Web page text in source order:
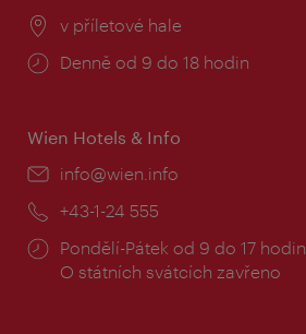
Místo:
v příletové hale
Provozní
Denně od 9 do 18 hodin
Wien Hotels & Info
E-
info@wien.info
Telefon:
+43-1-24 555
Provozní
doba:
Pondělí-Pátek od 9 do 17 hodin
O státních svátcích zavřeno